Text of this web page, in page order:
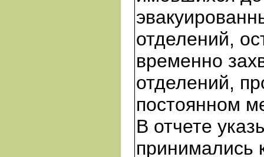
отделений,
временно
отделений,
постоянном
В отчете
принимались